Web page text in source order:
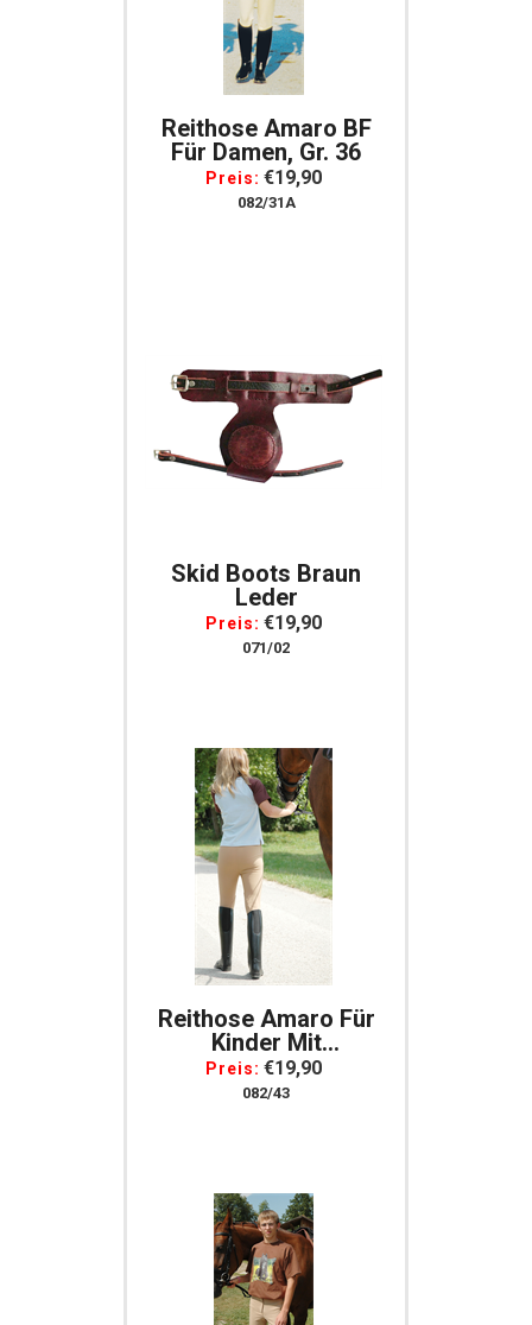
Reithose Amaro BF
Für Damen, Gr. 36
Preis: €19,90
082/31A
Skid Boots Braun
Leder
Preis: €19,90
071/02
Reithose Amaro Für
Kinder Mit
Stoffbesatz,
Baumwolle, Gr. 176
Preis: €19,90
082/43